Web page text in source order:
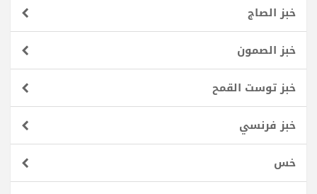
خبز الصاج
خبز الصمون
خبز توست القمح
خبز فرنسي
خس